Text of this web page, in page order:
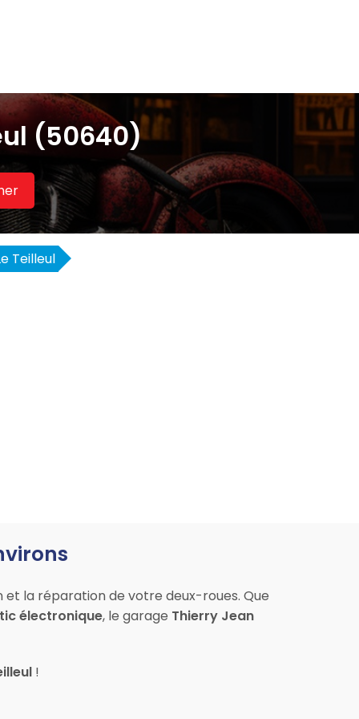
(50640)
Teilleul
et la réparation de votre deux-roues. Que
électronique, le garage Thierry Jean
!